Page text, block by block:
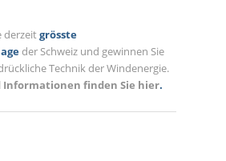
derzeitgrösste
der Schweiz und gewinnen Sie
Technik der Windenergie.
Informationen finden Sie hier.